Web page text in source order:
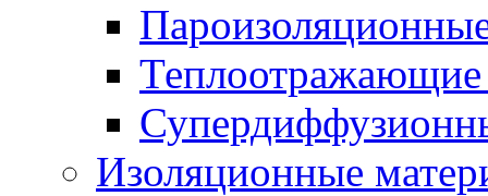
Теплоотражающие
Изоляционные